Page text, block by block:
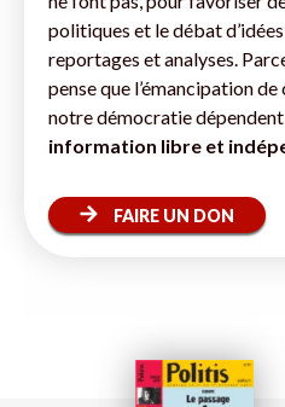
politiques et le débat
reportages et analyses.
pense que l’émancipation
notre démocratie dépendent
information libre et
FAIRE UN DON